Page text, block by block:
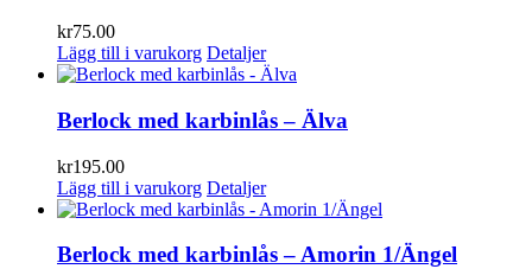
kr75.00
Lägg till i varukorg Detaljer
Berlock med karbinlås – Älva
kr195.00
Lägg till i varukorg Detaljer
Berlock med karbinlås – Amorin 1/Ängel